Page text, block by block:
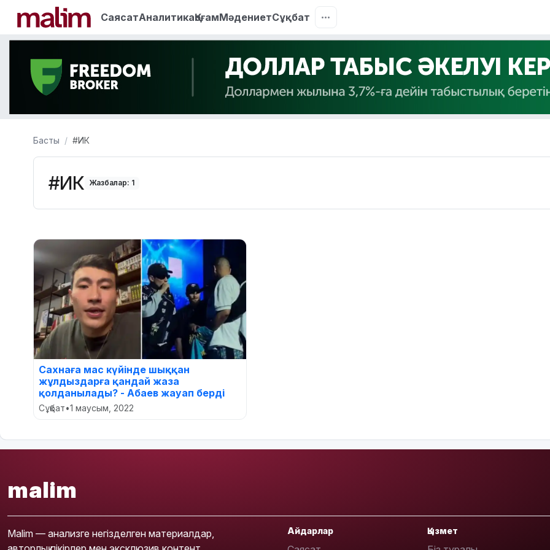
СаясатАналитикаҚоғамМәдениетСұқбат
Басты #ИК
#ИК Жазбалар: 1
Сахнаға мас күйінде шыққан
жұлдыздарға қандай жаза
қолданылады? - Абаев жауап берді
Сұқбат•1 маусым, 2022
malim
Malim — анализге негізделген материалдар,
Айдарлар Қызмет